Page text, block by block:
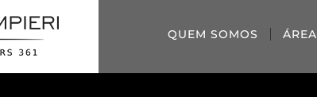
QUEM SOMOS